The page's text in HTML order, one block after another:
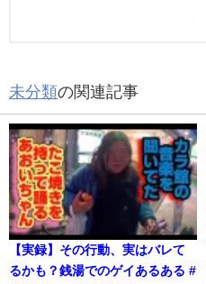
未分類の関連記事
【実録】その行動、実はバレて
るかも？銭湯でのゲイあるある #